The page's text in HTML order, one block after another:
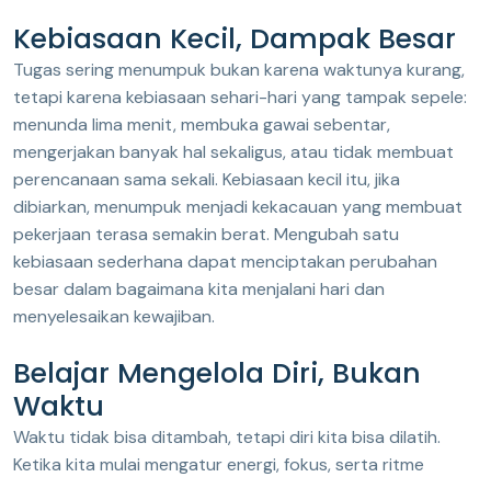
Kebiasaan Kecil, Dampak Besar
Tugas sering menumpuk bukan karena waktunya kurang,
tetapi karena kebiasaan sehari-hari yang tampak sepele:
menunda lima menit, membuka gawai sebentar,
mengerjakan banyak hal sekaligus, atau tidak membuat
perencanaan sama sekali. Kebiasaan kecil itu, jika
dibiarkan, menumpuk menjadi kekacauan yang membuat
pekerjaan terasa semakin berat. Mengubah satu
kebiasaan sederhana dapat menciptakan perubahan
besar dalam bagaimana kita menjalani hari dan
menyelesaikan kewajiban.
Belajar Mengelola Diri, Bukan
Waktu
Waktu tidak bisa ditambah, tetapi diri kita bisa dilatih.
Ketika kita mulai mengatur energi, fokus, serta ritme